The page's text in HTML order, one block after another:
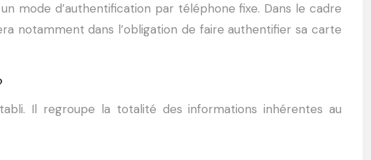
mode d’authentification par téléphone fixe. Dans le cadre
notamment dans l’obligation de faire authentifier sa carte
Il regroupe la totalité des informations inhérentes au